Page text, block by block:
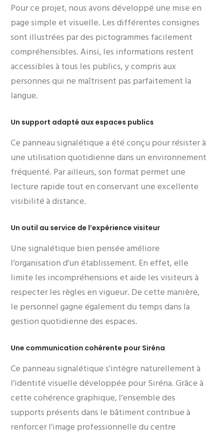
Pour ce projet, nous avons développé une mise en
page simple et visuelle. Les différentes consignes
sont illustrées par des pictogrammes facilement
compréhensibles. Ainsi, les informations restent
accessibles à tous les publics, y compris aux
personnes qui ne maîtrisent pas parfaitement la
langue.
Un support adapté aux espaces publics
Ce panneau signalétique a été conçu pour résister à
une utilisation quotidienne dans un environnement
fréquenté. Par ailleurs, son format permet une
lecture rapide tout en conservant une excellente
visibilité à distance.
Un outil au service de l’expérience visiteur
Une signalétique bien pensée améliore
l’organisation d’un établissement. En effet, elle
limite les incompréhensions et aide les visiteurs à
respecter les règles en vigueur. De cette manière,
le personnel gagne également du temps dans la
gestion quotidienne des espaces.
Une communication cohérente pour Siréna
Ce panneau signalétique s’intègre naturellement à
l’identité visuelle développée pour Siréna. Grâce à
cette cohérence graphique, l’ensemble des
supports présents dans le bâtiment contribue à
renforcer l’image professionnelle du centre